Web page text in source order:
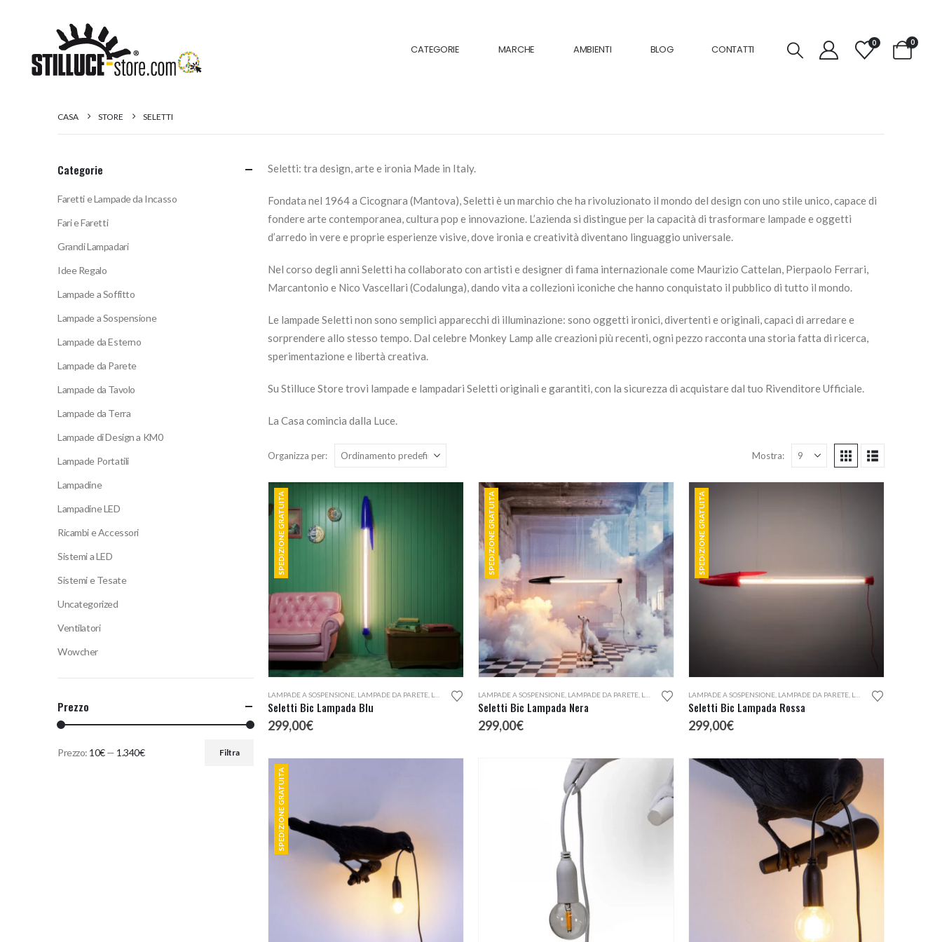
CATEGORIE MARCHE AMBIENTI BLOG CONTATTI
0 0
CASA STORE SELETTI
Seletti: tra design, arte e ironia Made in Italy.
Fondata nel 1964 a Cicognara (Mantova), Seletti è un marchio che ha rivoluzionato il mondo del design con uno stile unico, capace di
fondere arte contemporanea, cultura pop e innovazione. L’azienda si distingue per la capacità di trasformare lampade e oggetti
d’arredo in vere e proprie esperienze visive, dove ironia e creatività diventano linguaggio universale.
Nel corso degli anni Seletti ha collaborato con artisti e designer di fama internazionale come Maurizio Cattelan, Pierpaolo Ferrari,
Marcantonio e Nico Vascellari (Codalunga), dando vita a collezioni iconiche che hanno conquistato il pubblico di tutto il mondo.
Le lampade Seletti non sono semplici apparecchi di illuminazione: sono oggetti ironici, divertenti e originali, capaci di arredare e
sorprendere allo stesso tempo. Dal celebre Monkey Lamp alle creazioni più recenti, ogni pezzo racconta una storia fatta di ricerca,
sperimentazione e libertà creativa.
Su Stilluce Store trovi lampade e lampadari Seletti originali e garantiti, con la sicurezza di acquistare dal tuo Rivenditore Ufficiale.
La Casa comincia dalla Luce.
Organizza per: Mostra:
SPEDIZIONE GRATUITA
LAMPADE A SOSPENSIONE LAMPADE DA PARETE LAMPADE DA TERRA
Seletti Bic Lampada Blu
299,00€
SPEDIZIONE GRATUITA
LAMPADE A SOSPENSIONE, LAMPADE DA PARETE, LAMPADE DA TERRA
Seletti Bic Lampada Nera
299,00€
SPEDIZIONE GRATUITA
LAMPADE A SOSPENSIONE, LAMPADE DA PARETE, LAMPADE DA TERRA
Seletti Bic Lampada Rossa
299,00€
SPEDIZIONE GRATUITA
Categorie
Faretti e Lampade da Incasso
Fari e Faretti
Grandi Lampadari
Idee Regalo
Lampade a Soffitto
Lampade a Sospensione
Lampade da Esterno
Lampade da Parete
Lampade da Tavolo
Lampade da Terra
Lampade di Design a KM0
Lampade Portatili
Lampadine
Lampadine LED
Ricambi e Accessori
Sistemi a LED
Sistemi e Tesate
Uncategorized
Ventilatori
Wowcher
Prezzo
Filtra
Prezzo: 10€— 1.340€